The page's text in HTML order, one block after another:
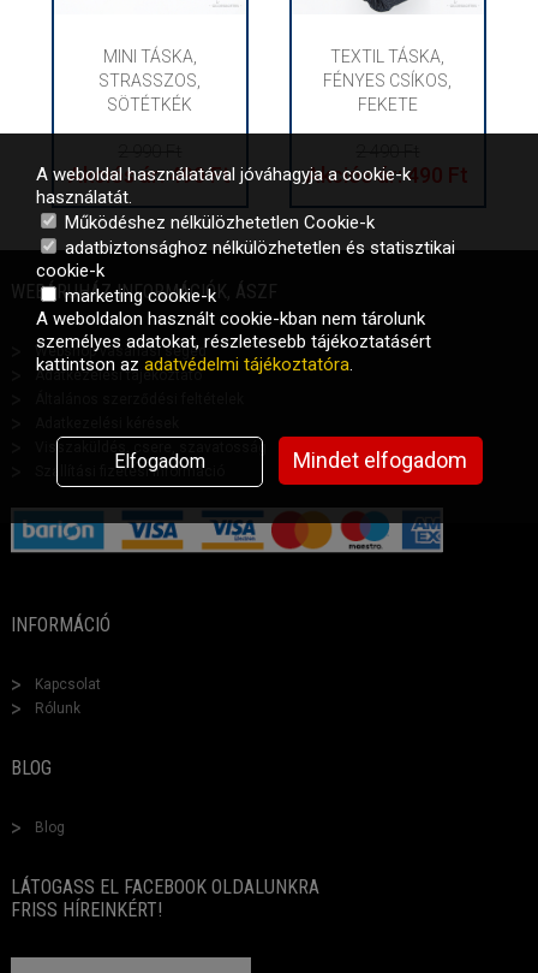
MINI TÁSKA,
STRASSZOS,
SÖTÉTKÉK
Akciós ár: 490 Ft
TEXTIL TÁSKA,
FÉNYES CSÍKOS,
FEKETE
Akciós ár: 490 Ft
WEBÁRUHÁZ INFORMÁCIÓK, ÁSZF
Webshop vásárlási segéd
Adatkezelési tájékoztató
Visszaküldés, csere, szavatosság
Szállítási fizetési információ
INFORMÁCIÓ
Kapcsolat
Rólunk
BLOG
Blog
LÁTOGASS EL FACEBOOK OLDALUNKRA
FRISS HÍREINKÉRT!
A weboldal használatával jóváhagyja a cookie-k
használatát.
Működéshez nélkülözhetetlen Cookie-k
adatbiztonsághoz nélkülözhetetlen és statisztikai
cookie-k
marketing cookie-k
A weboldalon használt cookie-kban nem tárolunk
személyes adatokat, részletesebb tájékoztatásért
kattintson az adatvédelmi tájékoztatóra.
Elfogadom Mindet elfogadom